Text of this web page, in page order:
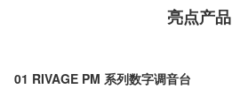
亮点产品
01 RIVAGE PM 系列数字调音台